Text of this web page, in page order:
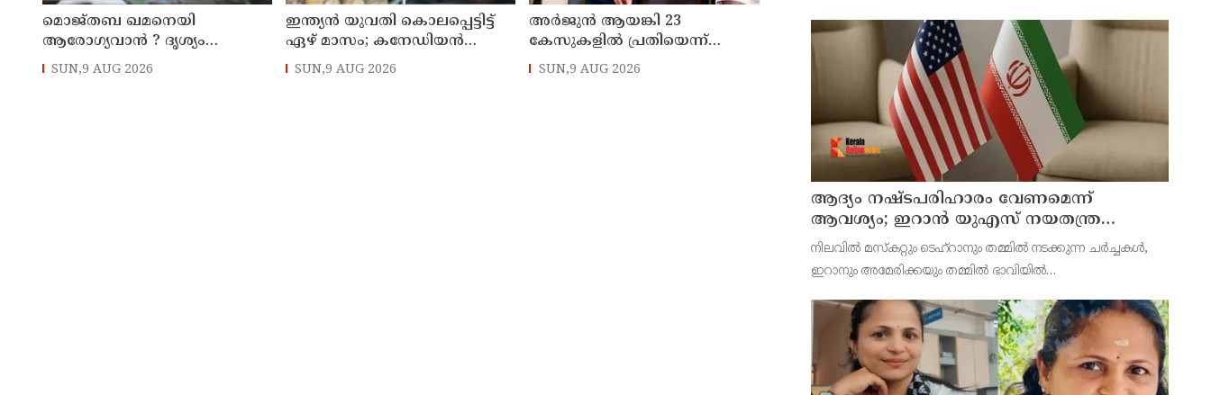
മൊജ്തബ ഖമനെയി
ആരോഗ്യവാന്‍ ? ദൃശ്യം
പുറത്തുവിട്ട് ഇറാന്‍ മാധ്യമം
SUN,9 AUG 2026
ഇന്ത്യന്‍ യുവതി കൊലപ്പെട്ടിട്ട്
ഏഴ് മാസം; കനേഡിയന്‍
പൗരനായ പങ്കാളി അറസ്റ്റില്‍
SUN,9 AUG 2026
അര്‍ജുന്‍ ആയങ്കി 23
കേസുകളില്‍ പ്രതിയെന്ന്
പൊലിസ് : കാപ്പ ചുമത്തി
ജയിലില്‍ അടക്കാന്‍ നീക്കം
SUN,9 AUG 2026
ആദ്യം നഷ്ടപരിഹാരം വേണമെന്ന്
ആവശ്യം; ഇറാന്‍ യുഎസ് നയതന്ത്ര
നീക്കങ്ങളില്‍ അനിശ്ചിതത്വം
നിലവില്‍ മസ്‌കറ്റും ടെഹ്റാനും തമ്മില്‍ നടക്കുന്ന ചര്‍ച്ചകള്‍,
ഇറാനും അമേരിക്കയും തമ്മില്‍ ഭാവിയില്‍
ഘട്ടമായാണ് നിരീക്ഷകര്‍ കാണുന്നത്.